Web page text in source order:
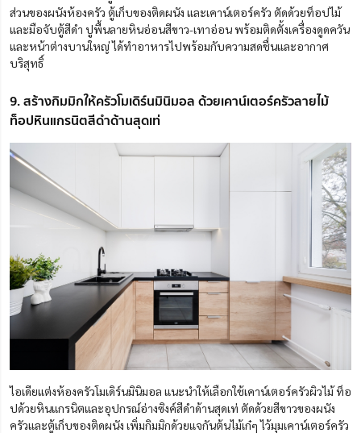
ส่วนของผนังห้องครัว ตู้เก็บของติดผนัง และเคาน์เตอร์ครัว ตัดด้วยท็อปไม้
และมือจับตู้สีดำ ปูพื้นลายหินอ่อนสีขาว-เทาอ่อน พร้อมติดตั้งเครื่องดูดควัน
และหน้าต่างบานใหญ่ ได้ทำอาหารไปพร้อมกับความสดชื่นและอากาศ
บริสุทธิ์
9. สร้างกิมมิกให้ครัวโมเดิร์นมินิมอล ด้วยเคาน์เตอร์ครัวลายไม้
ท็อปหินแกรนิตสีดำด้านสุดเท่
ไอเดียแต่งห้องครัวโมเดิร์นมินิมอล แนะนำให้เลือกใช้เคาน์เตอร์ครัวผิวไม้ ท็อ
ปด้วยหินแกรนิตและอุปกรณ์อ่างซิงค์สีดำด้านสุดเท่ ตัดด้วยสีขาวของผนัง
ครัวและตู้เก็บของติดผนัง เพิ่มกิมมิกด้วยแจกันต้นไม้เก๋ๆ ไว้มุมเคาน์เตอร์ครัว